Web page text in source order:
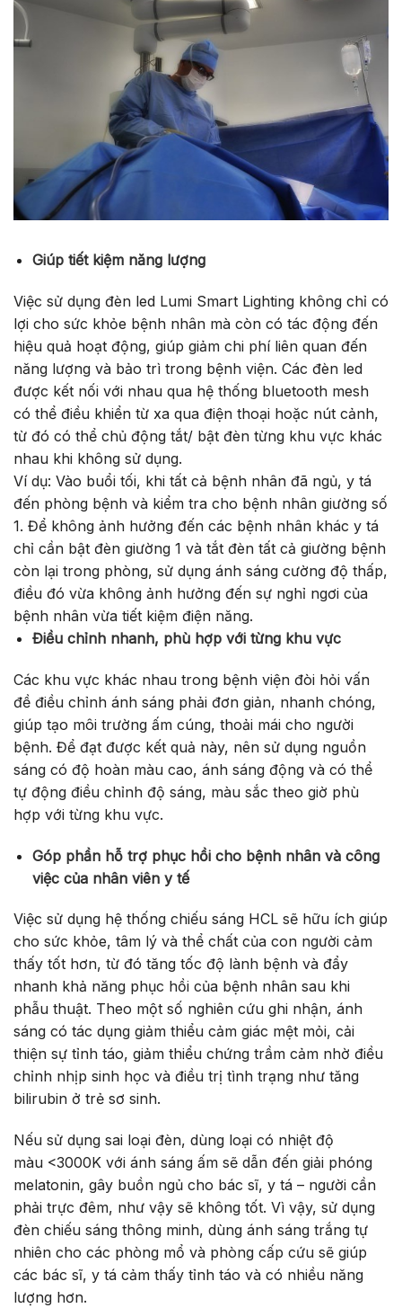
Giúp tiết kiệm năng lượng
Việc sử dụng đèn led Lumi Smart Lighting không chỉ có
lợi cho sức khỏe bệnh nhân mà còn có tác động đến
hiệu quả hoạt động, giúp giảm chi phí liên quan đến
năng lượng và bảo trì trong bệnh viện. Các đèn led
được kết nối với nhau qua hệ thống bluetooth mesh
có thể điều khiển từ xa qua điện thoại hoặc nút cảnh,
từ đó có thể chủ động tắt/ bật đèn từng khu vực khác
nhau khi không sử dụng.
Ví dụ: Vào buổi tối, khi tất cả bệnh nhân đã ngủ, y tá
đến phòng bệnh và kiểm tra cho bệnh nhân giường số
1. Để không ảnh hưởng đến các bệnh nhân khác y tá
chỉ cần bật đèn giường 1 và tắt đèn tất cả giường bệnh
còn lại trong phòng, sử dụng ánh sáng cường độ thấp,
điều đó vừa không ảnh hưởng đến sự nghỉ ngơi của
bệnh nhân vừa tiết kiệm điện năng.
Điều chỉnh nhanh, phù hợp với từng khu vực
Các khu vực khác nhau trong bệnh viện đòi hỏi vấn
đề điều chỉnh ánh sáng phải đơn giản, nhanh chóng,
giúp tạo môi trường ấm cúng, thoải mái cho người
bệnh. Để đạt được kết quả này, nên sử dụng nguồn
sáng có độ hoàn màu cao, ánh sáng động và có thể
tự động điều chỉnh độ sáng, màu sắc theo giờ phù
hợp với từng khu vực.
Góp phần hỗ trợ phục hồi cho bệnh nhân và công
việc của nhân viên y tế
Việc sử dụng hệ thống chiếu sáng HCL sẽ hữu ích giúp
cho sức khỏe, tâm lý và thể chất của con người cảm
thấy tốt hơn, từ đó tăng tốc độ lành bệnh và đẩy
nhanh khả năng phục hồi của bệnh nhân sau khi
phẫu thuật. Theo một số nghiên cứu ghi nhận, ánh
sáng có tác dụng giảm thiểu cảm giác mệt mỏi, cải
thiện sự tỉnh táo, giảm thiểu chứng trầm cảm nhờ điều
chỉnh nhịp sinh học và điều trị tình trạng như tăng
bilirubin ở trẻ sơ sinh.
Nếu sử dụng sai loại đèn, dùng loại có nhiệt độ
màu <3000K với ánh sáng ấm sẽ dẫn đến giải phóng
melatonin, gây buồn ngủ cho bác sĩ, y tá – người cần
phải trực đêm, như vậy sẽ không tốt. Vì vậy, sử dụng
đèn chiếu sáng thông minh, dùng ánh sáng trắng tự
nhiên cho các phòng mổ và phòng cấp cứu sẽ giúp
các bác sĩ, y tá cảm thấy tỉnh táo và có nhiều năng
lượng hơn.